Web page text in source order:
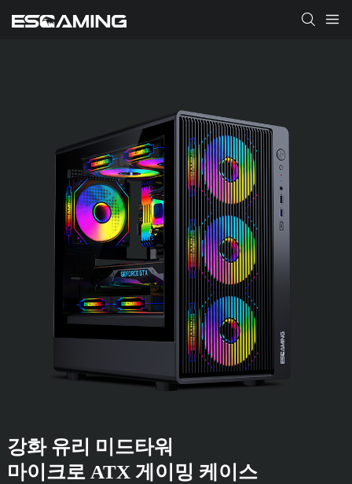
강화 유리 미드타워
마이크로 ATX 게이밍 케이스